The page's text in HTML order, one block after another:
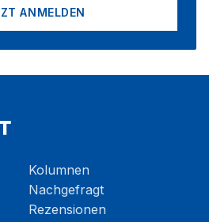
ANMELDEN
Kolumnen
Nachgefragt
Rezensionen